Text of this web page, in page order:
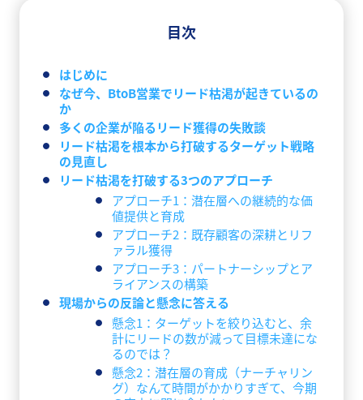
目次
はじめに
なぜ今、BtoB営業でリード枯渇が起きているの
か
多くの企業が陥るリード獲得の失敗談
リード枯渇を根本から打破するターゲット戦略
の見直し
リード枯渇を打破する3つのアプローチ
アプローチ1：潜在層への継続的な価
値提供と育成
アプローチ2：既存顧客の深耕とリフ
ァラル獲得
アプローチ3：パートナーシップとア
ライアンスの構築
現場からの反論と懸念に答える
懸念1：ターゲットを絞り込むと、余
計にリードの数が減って目標未達にな
るのでは？
懸念2：潜在層の育成（ナーチャリン
グ）なんて時間がかかりすぎて、今期